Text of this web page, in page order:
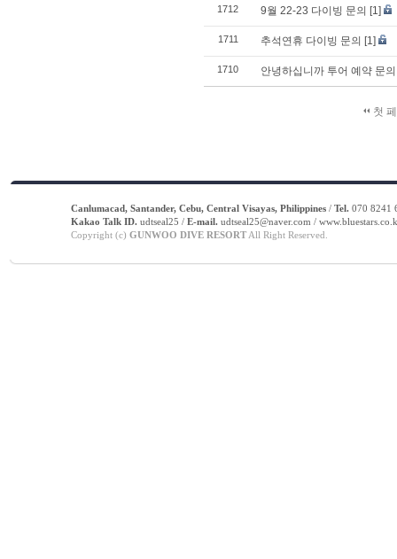
1712 9월 22-23 다이빙 문의 [1]
1711 추석연휴 다이빙 문의 [1]
1710 안녕하십니까 투어 예약 문
첫
Canlumacad, Santander, Cebu, Central Visayas, Philippines / Tel. 070 8241
Kakao Talk ID. udtseal25 / E-mail. udtseal25@naver.com /
Copyright (c) GUNWOO DIVE RESORT All Right Reserved.